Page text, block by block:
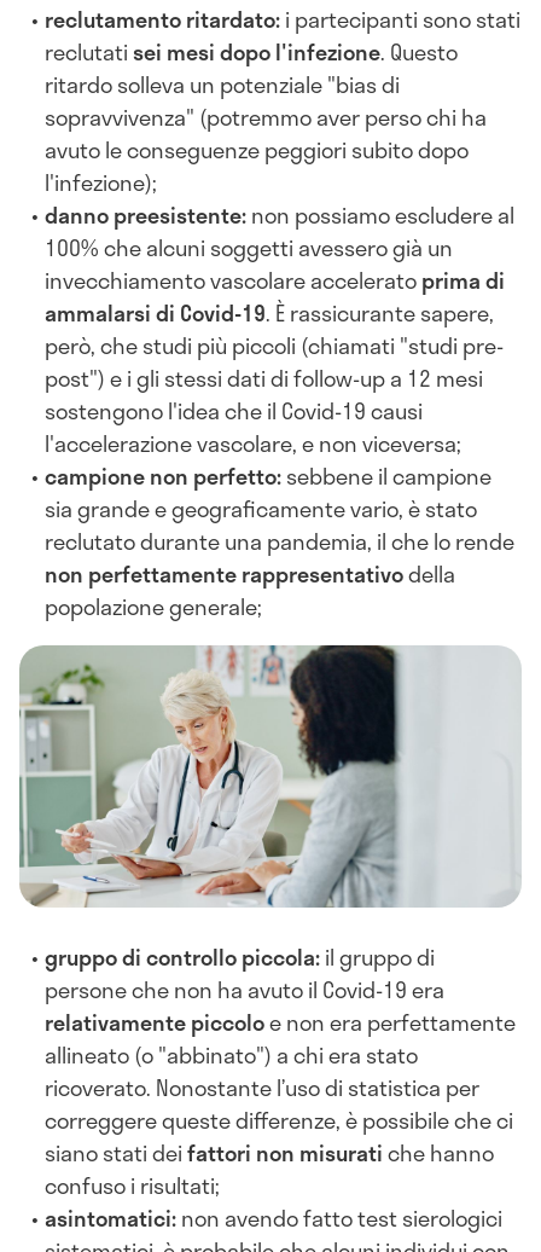
reclutamento ritardato:i partecipanti sono stati
reclutatisei mesi dopo l'infezione. Questo
ritardo solleva un potenziale "bias di
sopravvivenza" (potremmo aver perso chi ha
avuto le conseguenze peggiori subito dopo
l'infezione);
danno preesistente:non possiamo escludere al
100% che alcuni soggetti avessero già un
invecchiamento vascolare acceleratoprima di
ammalarsi di Covid-19. È rassicurante sapere,
però, che studi più piccoli (chiamati "studi pre-
post") e i gli stessi dati di follow-up a 12 mesi
sostengono l'idea che il Covid-19 causi
l'accelerazione vascolare, e non viceversa;
campione non perfetto:sebbene il campione
sia grande e geograficamente vario, è stato
reclutato durante una pandemia, il che lo rende
non perfettamente rappresentativodella
popolazione generale;
gruppo di controllo piccola:il gruppo di
persone che non ha avuto il Covid-19 era
relativamente piccoloe non era perfettamente
allineato (o "abbinato") a chi era stato
ricoverato. Nonostante l’uso di statistica per
correggere queste differenze, è possibile che ci
siano stati deifattori non misuratiche hanno
confuso i risultati;
asintomatici:non avendo fatto test sierologici